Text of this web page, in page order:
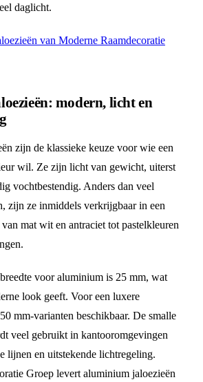
daglicht.
van Moderne Raamdecoratie
modern, licht en
zijn de klassieke keuze voor wie een
wil. Ze zijn licht van gewicht, uiterst
vochtbestendig. Anders dan veel
zijn ze inmiddels verkrijgbaar in een
mat wit en antraciet tot pastelkleuren
voor aluminium is 25 mm, wat
look geeft. Voor een luxere
mm-varianten beschikbaar. De smalle
veel gebruikt in kantooromgevingen
lijnen en uitstekende lichtregeling.
Groep levert aluminium jaloezieën